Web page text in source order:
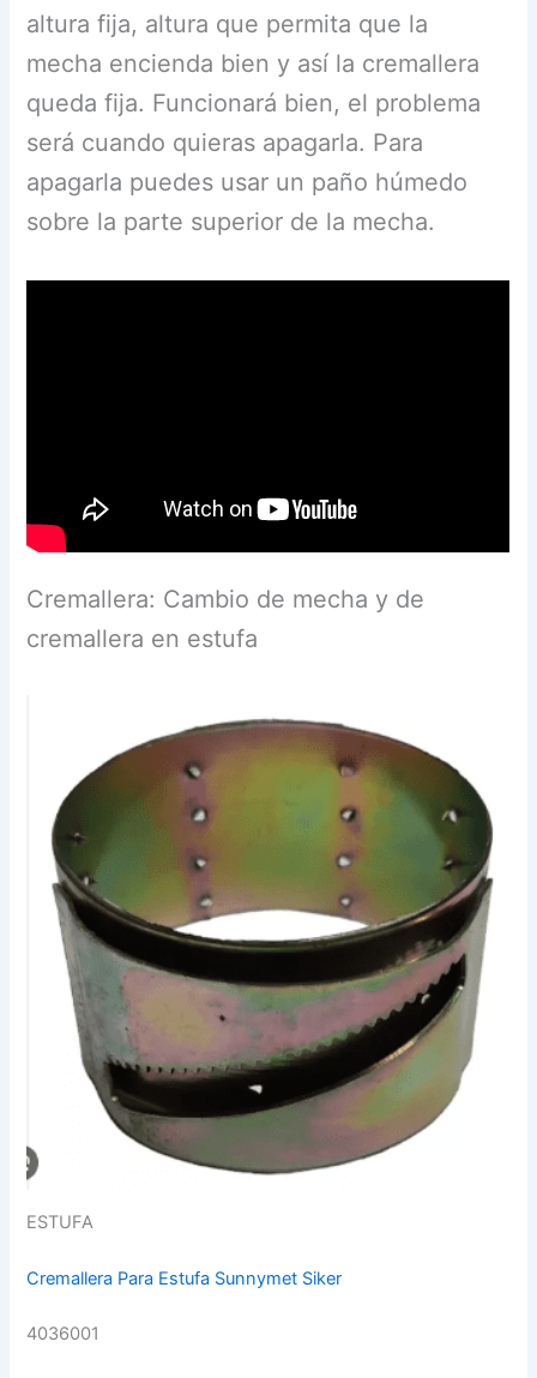
altura fija, altura que permita que la
mecha encienda bien y así la cremallera
queda fija. Funcionará bien, el problema
será cuando quieras apagarla. Para
apagarla puedes usar un paño húmedo
sobre la parte superior de la mecha.
Cremallera: Cambio de mecha y de
cremallera en estufa
ESTUFA
Cremallera Para Estufa Sunnymet Siker
4036001